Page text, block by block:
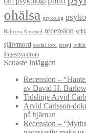
ohälsa psykolog
Rebecca Anserud recension
självmord social fobi terapi
ångestsyndrom
Senaste inläggen
Recension –
av David H.
Tidslinje Arvid
Arvid Carlsson-
på hjärnan
Recension –